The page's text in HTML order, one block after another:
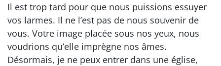
Il est trop tard pour que nous puissions essuyer
vos larmes. Il ne l’est pas de nous souvenir de
vous. Votre image placée sous nos yeux, nous
voudrions qu’elle imprègne nos âmes.
Désormais, je ne peux entrer dans une église,